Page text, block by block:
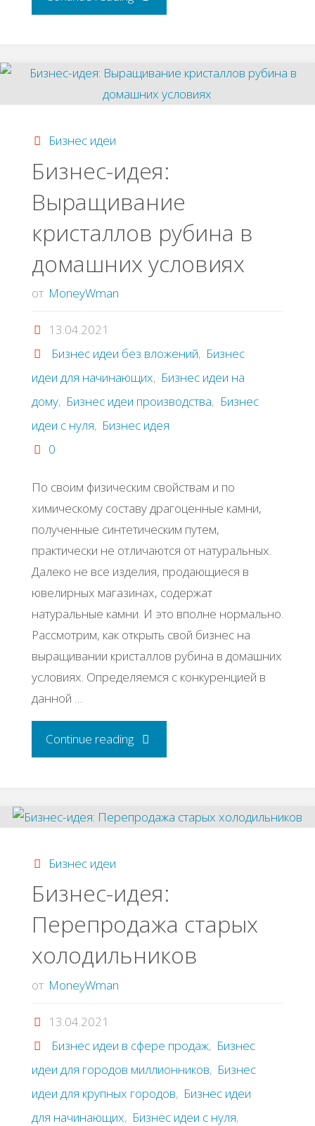
Продажа
RGB
Бизнес идеи
Бизнес-идея:
Выращивание
кристаллов рубина в
домашних условиях
от MoneyWman
13.04.2021
Бизнес идеи без вложений, Бизнес
идеи для начинающих, Бизнес идеи на
дому, Бизнес идеи производства, Бизнес
идеи с нуля, Бизнес идея
0
По своим физическим свойствам и по
химическому составу драгоценные камни,
полученные синтетическим путем,
практически не отличаются от натуральных.
Далеко не все изделия, продающиеся в
ювелирных магазинах, содержат
натуральные камни. И это вполне нормально.
Рассмотрим, как открыть свой бизнес на
выращивании кристаллов рубина в домашних
условиях. Определяемся с конкуренцией в
данной …
Continue reading"Бизнес-
в
домашних
Бизнес идеи
Бизнес-идея:
Перепродажа старых
холодильников
от MoneyWman
13.04.2021
Бизнес идеи в сфере продаж, Бизнес
идеи для городов миллионников, Бизнес
идеи для крупных городов, Бизнес идеи
для начинающих, Бизнес идеи с нуля,